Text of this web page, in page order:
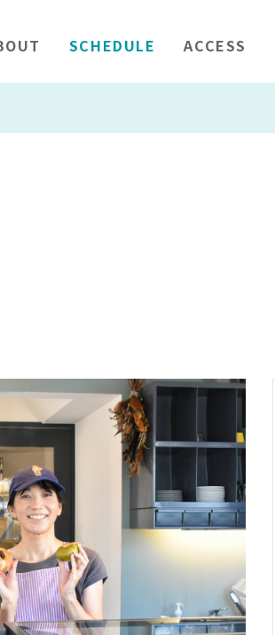
SCHEDULE ACCESS